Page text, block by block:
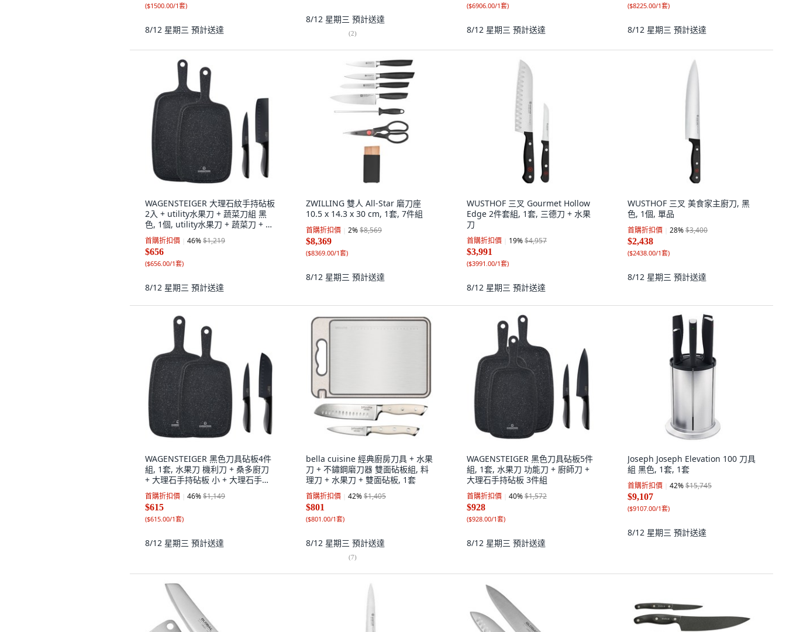
($1500.00/1套)
8/12 星期三 預計送達
8/12 星期三 預計送達
(2)
($6906.00/1套)
8/12 星期三 預計送達
($8225.00/1套)
8/12 星期三 預計送達
WAGENSTEIGER 大理石紋手持砧板
2入 + utility水果刀 + 蔬菜刀組 黑
色, 1個, utility水果刀 + 蔬菜刀 + 大
理石紋手持砧板 小 + 大理石紋手持
砧板 中
首購折扣價 46%$1,219
$656
($656.00/1套)
8/12 星期三 預計送達
ZWILLING 雙人 All-Star 磨刀座
10.5 x 14.3 x 30 cm, 1套, 7件組
首購折扣價 2%$8,569
$8,369
($8369.00/1套)
8/12 星期三 預計送達
WUSTHOF 三叉 Gourmet Hollow
Edge 2件套組, 1套, 三德刀 + 水果
刀
首購折扣價 19%$4,957
$3,991
($3991.00/1套)
8/12 星期三 預計送達
WUSTHOF 三叉 美食家主廚刀, 黑
色, 1個, 單品
首購折扣價 28%$3,400
$2,438
($2438.00/1套)
8/12 星期三 預計送達
WAGENSTEIGER 黑色刀具砧板4件
組, 1套, 水果刀 機利刀 + 桑多廚刀
+ 大理石手持砧板 小 + 大理石手持
砧板 中
首購折扣價 46%$1,149
$615
($615.00/1套)
8/12 星期三 預計送達
bella cuisine 經典廚房刀具 + 水果
刀 + 不鏽鋼磨刀器 雙面砧板組, 料
理刀 + 水果刀 + 雙面砧板, 1套
首購折扣價 42%$1,405
$801
($801.00/1套)
8/12 星期三 預計送達
(7)
WAGENSTEIGER 黑色刀具砧板5件
組, 1套, 水果刀 功能刀 + 廚師刀 +
大理石手持砧板 3件組
首購折扣價 40%$1,572
$928
($928.00/1套)
8/12 星期三 預計送達
Joseph Joseph Elevation 100 刀具
組 黑色, 1套, 1套
首購折扣價 42%$15,745
$9,107
($9107.00/1套)
8/12 星期三 預計送達